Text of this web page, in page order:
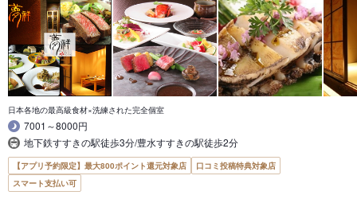
日本各地の最高級食材×洗練された完全個室
7001～8000円
地下鉄すすきの駅徒歩3分/豊水すすきの駅徒歩2分
【アプリ予約限定】最大800ポイント還元対象店
口コミ投稿特典対象店
スマート支払い可